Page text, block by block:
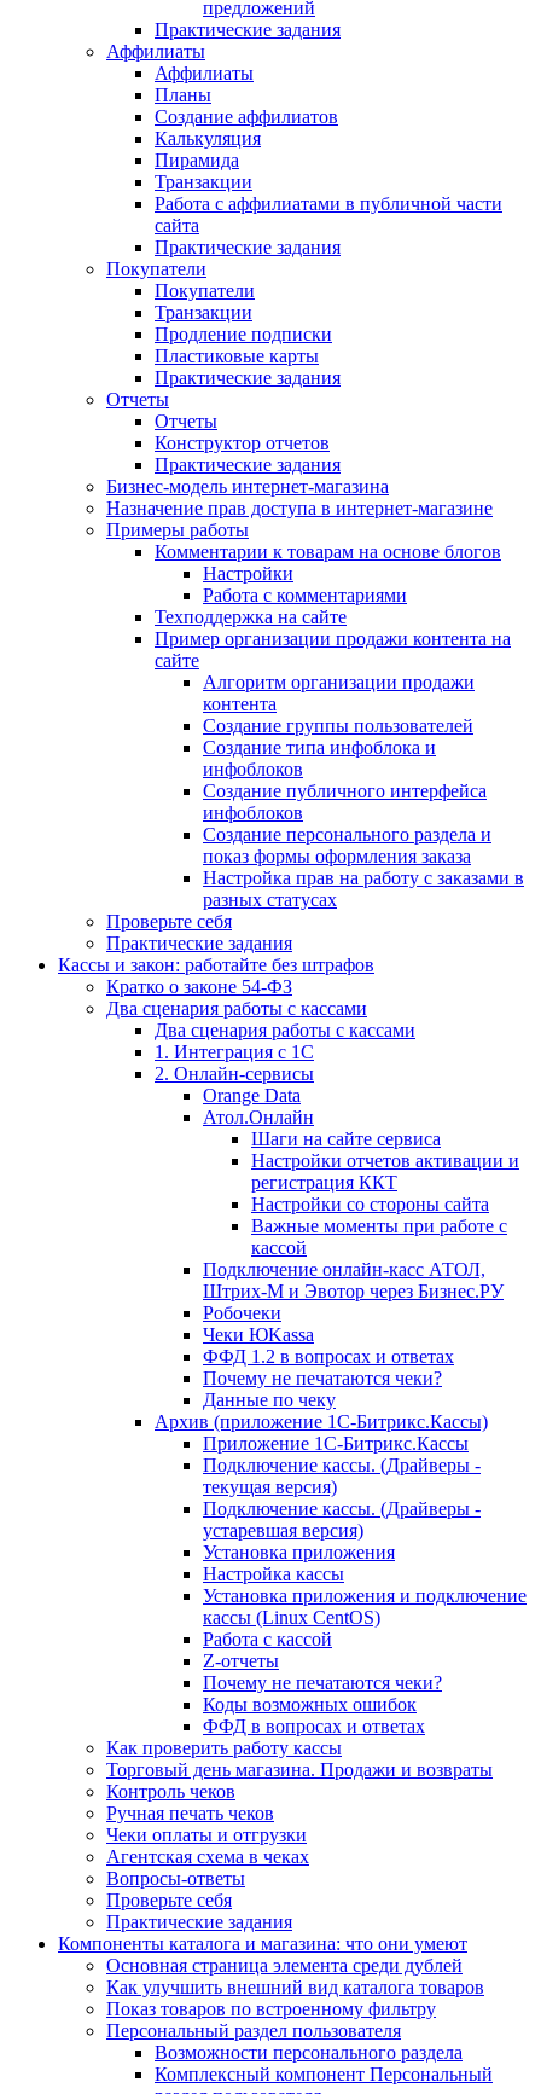
предложений
Практические задания
Аффилиаты
Аффилиаты
Планы
Создание аффилиатов
Калькуляция
Пирамида
Транзакции
Работа с аффилиатами в публичной части
сайта
Практические задания
Покупатели
Покупатели
Транзакции
Продление подписки
Пластиковые карты
Практические задания
Отчеты
Отчеты
Конструктор отчетов
Практические задания
Бизнес-модель интернет-магазина
Назначение прав доступа в интернет-магазине
Примеры работы
Комментарии к товарам на основе блогов
Настройки
Работа с комментариями
Техподдержка на сайте
Пример организации продажи контента на
сайте
Алгоритм организации продажи
контента
Создание группы пользователей
Создание типа инфоблока и
инфоблоков
Создание публичного интерфейса
инфоблоков
Создание персонального раздела и
показ формы оформления заказа
Настройка прав на работу с заказами в
разных статусах
Проверьте себя
Практические задания
Кассы и закон: работайте без штрафов
Кратко о законе 54-ФЗ
Два сценария работы с кассами
Два сценария работы с кассами
1. Интеграция с 1С
2. Онлайн-сервисы
Orange Data
Атол.Онлайн
Шаги на сайте сервиса
Настройки отчетов активации и
регистрация ККТ
Настройки со стороны сайта
Важные моменты при работе с
кассой
Подключение онлайн-касс АТОЛ,
Штрих-М и Эвотор через Бизнес.РУ
Робочеки
Чеки ЮKassa
ФФД 1.2 в вопросах и ответах
Почему не печатаются чеки?
Данные по чеку
Архив (приложение 1С-Битрикс.Кассы)
Приложение 1С-Битрикс.Кассы
Подключение кассы. (Драйверы -
текущая версия)
Подключение кассы. (Драйверы -
устаревшая версия)
Установка приложения
Настройка кассы
Установка приложения и подключение
кассы (Linux CentOS)
Работа с кассой
Z-отчеты
Почему не печатаются чеки?
Коды возможных ошибок
ФФД в вопросах и ответах
Как проверить работу кассы
Торговый день магазина. Продажи и возвраты
Контроль чеков
Ручная печать чеков
Чеки оплаты и отгрузки
Агентская схема в чеках
Вопросы-ответы
Проверьте себя
Практические задания
Компоненты каталога и магазина: что они умеют
Основная страница элемента среди дублей
Как улучшить внешний вид каталога товаров
Показ товаров по встроенному фильтру
Персональный раздел пользователя
Возможности персонального раздела
Комплексный компонент Персональный